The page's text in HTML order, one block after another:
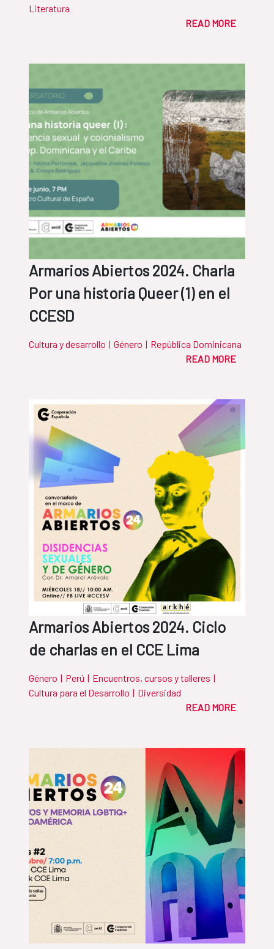
Literatura
READ MORE
Armarios Abiertos 2024. Charla
Por una historia Queer (1) en el
CCESD
Cultura y desarrollo | Género | República Dominicana
READ MORE
Armarios Abiertos 2024. Ciclo
de charlas en el CCE Lima
Género | Perú | Encuentros, cursos y talleres |
Cultura para el Desarrollo | Diversidad
READ MORE